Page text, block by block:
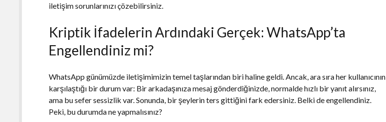
iletişim sorunlarınızı çözebilirsiniz.
Kriptik İfadelerin Ardındaki Gerçek: WhatsApp’ta
Engellendiniz mi?
WhatsApp günümüzde iletişimimizin temel taşlarından biri haline geldi. Ancak, ara sıra her kullanıcının
karşılaştığı bir durum var: Bir arkadaşınıza mesaj gönderdiğinizde, normalde hızlı bir yanıt alırsınız,
ama bu sefer sessizlik var. Sonunda, bir şeylerin ters gittiğini fark edersiniz. Belki de engellendiniz.
Peki, bu durumda ne yapmalısınız?